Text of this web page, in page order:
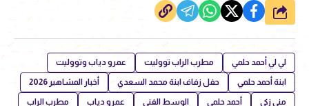
شارك
لي لي أحمد حلمي مطرب الراب تووليت عمرو دياب وتووليت
ابنة أحمد حلمي حفل زفاف ابنة محمد السعدي أخبار المشاهير 2026
منى زكي أحمد حلمي الوسط الفني عمرو دياب مطرب الراب